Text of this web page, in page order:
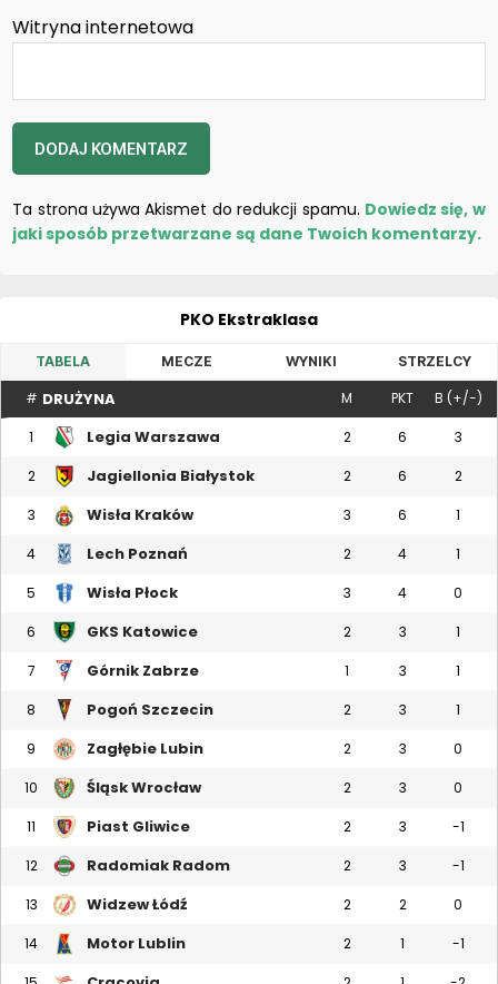
Witryna internetowa
Ta strona używa Akismet do redukcji spamu. Dowiedz się, w
jaki sposób przetwarzane są dane Twoich komentarzy.
PKO Ekstraklasa
TABELA MECZE WYNIKI STRZELCY
# DRUŻYNA M PKT B (+/-)
1 Legia Warszawa 2 6 3
2 Jagiellonia Białystok 2 6 2
3 Wisła Kraków 3 6 1
4 Lech Poznań 2 4 1
5 Wisła Płock 3 4 0
6 GKS Katowice 2 3 1
7 Górnik Zabrze 1 3 1
8 Pogoń Szczecin 2 3 1
9 Zagłębie Lubin 2 3 0
10 Śląsk Wrocław 2 3 0
11 Piast Gliwice 2 3 -1
12 Radomiak Radom 2 3 -1
13 Widzew Łódź 2 2 0
14 Motor Lublin 2 1 -1